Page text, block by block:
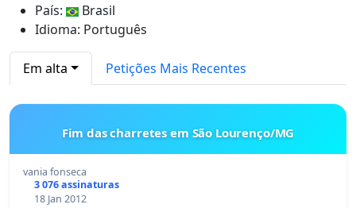
País:
Brasil
Idioma: Português
Em alta Petições Mais Recentes
Fim das charretes em São Lourenço/MG
vania fonseca
3 076 assinaturas
18 Jan 2012